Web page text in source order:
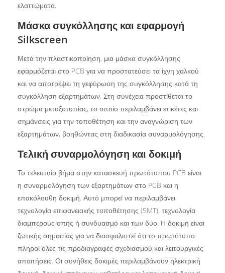
ελαττώματα.
Μάσκα συγκόλλησης και εφαρμογή
Silkscreen
Μετά την πλαστικοποίηση, μια μάσκα συγκόλλησης
εφαρμόζεται στο PCB για να προστατεύσει τα ίχνη χαλκού
και να αποτρέψει τη γεφύρωση της συγκόλλησης κατά τη
συγκόλληση εξαρτημάτων. Στη συνέχεια προστίθεται το
στρώμα μεταξοτυπίας, το οποίο περιλαμβάνει ετικέτες και
σημάνσεις για την τοποθέτηση και την αναγνώριση των
εξαρτημάτων, βοηθώντας στη διαδικασία συναρμολόγησης.
Τελική συναρμολόγηση και δοκιμή
Το τελευταίο βήμα στην κατασκευή πρωτότυπου PCB είναι
η συναρμολόγηση των εξαρτημάτων στο PCB και η
επακόλουθη δοκιμή. Αυτό μπορεί να περιλαμβάνει
τεχνολογία επιφανειακής τοποθέτησης (SMT), τεχνολογία
διαμπερούς οπής ή συνδυασμό και των δύο. Η δοκιμή είναι
ζωτικής σημασίας για να διασφαλιστεί ότι το πρωτότυπο
πληροί όλες τις προδιαγραφές σχεδιασμού και λειτουργικές
απαιτήσεις. Οι συνήθεις δοκιμές περιλαμβάνουν ηλεκτρική